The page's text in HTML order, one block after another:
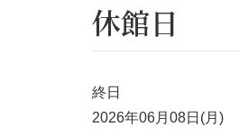
休館日
終日
2026年06月08日(月)